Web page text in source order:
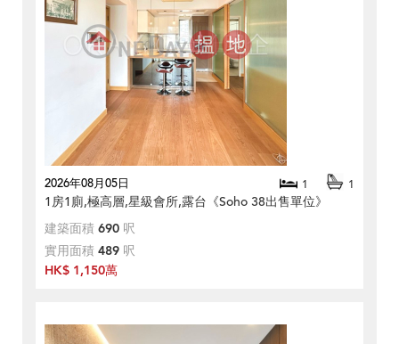
2026年08月05日 1 1
1房1廁,極高層,星級會所,露台《Soho 38出售單位》
建築面積 690 呎
實用面積 489 呎
HK$ 1,150萬